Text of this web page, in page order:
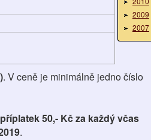
2009
2007
. V ceně je minimálně jedno číslo
příplatek 50,- Kč za každý včas
.